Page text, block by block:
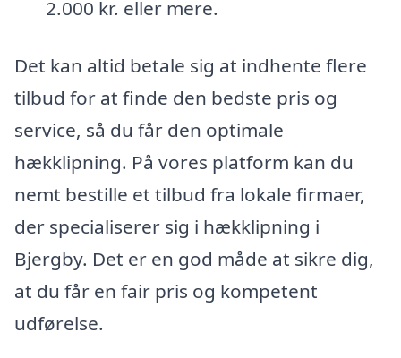
2.000 kr. eller mere.
Det kan altid betale sig at indhente flere
tilbud for at finde den bedste pris og
service, så du får den optimale
hækklipning. På vores platform kan du
nemt bestille et tilbud fra lokale firmaer,
der specialiserer sig i hækklipning i
Bjergby. Det er en god måde at sikre dig,
at du får en fair pris og kompetent
udførelse.